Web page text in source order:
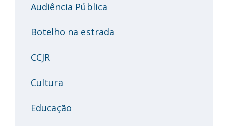
Audiência Pública
Botelho na estrada
CCJR
Cultura
Educação